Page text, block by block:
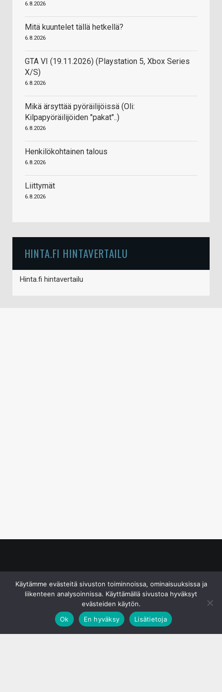
6.8.2026
Mitä kuuntelet tällä hetkellä?
6.8.2026
GTA VI (19.11.2026) (Playstation 5, Xbox Series
X/S)
6.8.2026
Mikä ärsyttää pyöräilijöissä (Oli:
Kilpapyöräilijöiden "pakat"..)
6.8.2026
Henkilökohtainen talous
6.8.2026
Liittymät
6.8.2026
HINTA.FI HINTAVERTAILU
Hinta.fi hintavertailu
Käytämme evästeitä sivuston toiminnoissa, ominaisuuksissa ja
liikenteen analysoinnissa. Käyttämällä sivustoa hyväksyt
evästeiden käytön.
Ok
En hyväksy Lisätietoja